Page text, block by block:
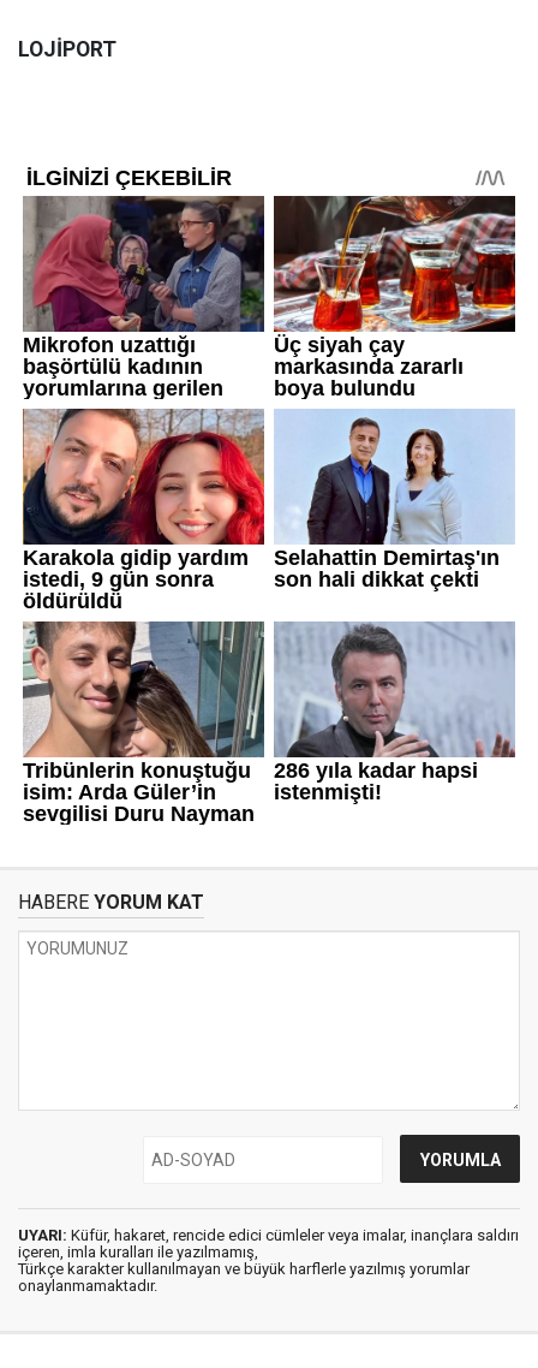
LOJİPORT
HABERE YORUM KAT
UYARI: Küfür, hakaret, rencide edici cümleler veya imalar, inançlara saldırı
içeren, imla kuralları ile yazılmamış,
Türkçe karakter kullanılmayan ve büyük harflerle yazılmış yorumlar
onaylanmamaktadır.